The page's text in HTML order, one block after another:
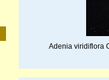
Adenia viridiflora